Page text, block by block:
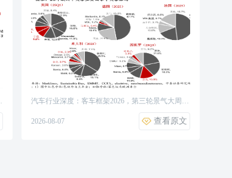
汽车行业深度：客车框架2026，第三轮景气大周
2026-08-07
查看原文